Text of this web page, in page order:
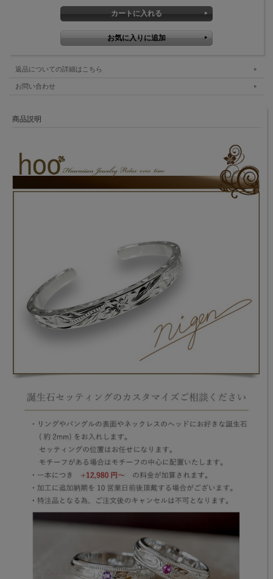
返品についての詳細はこちら
お問い合わせ
商品説明